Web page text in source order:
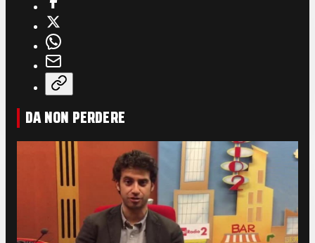
DA NON PERDERE